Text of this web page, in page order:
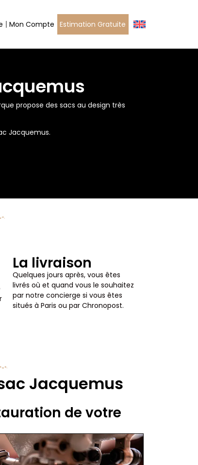
Mon Compte Estimation Gratuite
propose des sacs au design très
Jacquemus.
La livraison
Quelques jours après, vous êtes
livrés où et quand vous le souhaitez
par notre concierge si vous êtes
situés à Paris ou par Chronopost.
Jacquemus
de votre